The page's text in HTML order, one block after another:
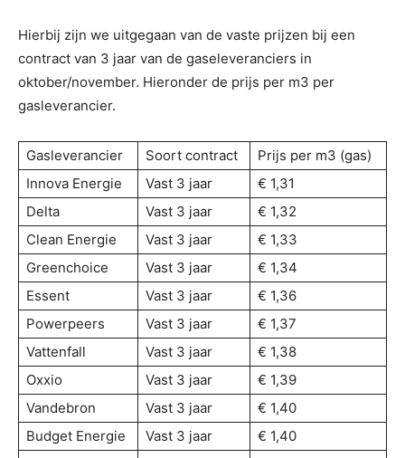
Hierbij zijn we uitgegaan van de vaste prijzen bij een
contract van 3 jaar van de gaseleveranciers in
oktober/november. Hieronder de prijs per m3 per
gasleverancier.
Gasleverancier Soort contract
Prijs per m3 (gas)
Innova Energie
Vast 3 jaar
€ 1,31
Delta
Vast 3 jaar
€ 1,32
Clean Energie
Vast 3 jaar
€ 1,33
Greenchoice
Vast 3 jaar
€ 1,34
Essent
Vast 3 jaar
€ 1,36
Powerpeers
Vast 3 jaar
€ 1,37
Vattenfall
Vast 3 jaar
€ 1,38
Oxxio
Vast 3 jaar
€ 1,39
Vandebron
Vast 3 jaar
€ 1,40
Budget Energie
Vast 3 jaar
€ 1,40